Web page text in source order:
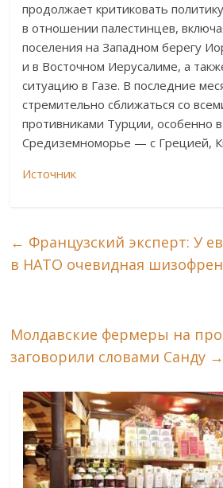
продолжает критиковать
в отношении палестинцев,
поселения на Западном берегу
и в Восточном Иерусалиме, а
ситуацию в Газе. В последние
стремительно сближаться со
противниками Турции, особенно
Средиземноморье — с Грецией,
Источник
← Французский эксперт: У
в НАТО очевидная
Молдавские фермеры на
заговорили словами Санду →